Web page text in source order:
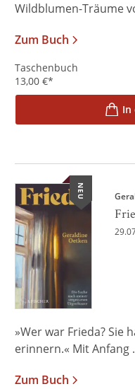
Wildblumen-Träume
Zum Buch
Taschenbuch
13,00 €*
In
NEU
»Wer war Frieda? Sie
erinnern.« Mit Anfang
Zum Buch